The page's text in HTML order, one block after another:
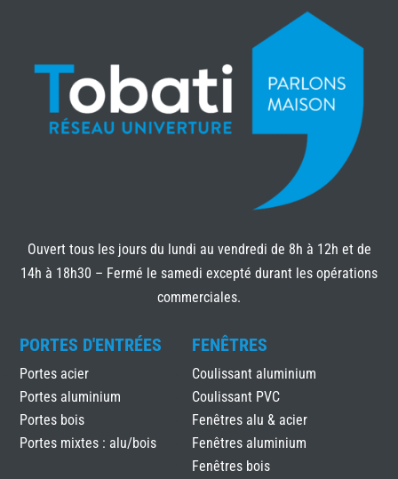
Ouvert tous les jours du lundi au vendredi de 8h à 12h et de
14h à 18h30 – Fermé le samedi excepté durant les opérations
commerciales.
PORTES D'ENTRÉES
Portes acier
Portes aluminium
Portes bois
Portes mixtes : alu/bois
FENÊTRES
Coulissant aluminium
Coulissant PVC
Fenêtres alu & acier
Fenêtres aluminium
Fenêtres bois